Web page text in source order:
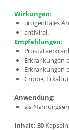
Wirkungen:
urogenitales
antiviral.
Empfehlungen:
Erkrankungen
Erkrankungen
Grippe,
Anwendung:
als
Inhalt: 30 Kapseln.